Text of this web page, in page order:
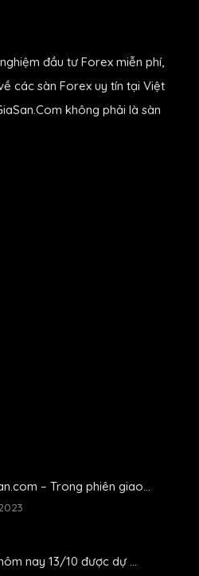
đầu tư Forex miễn phí,
các sàn Forex uy tín tại Việt
không phải là sàn
– Trong phiên giao...
nay 13/10 được dự ...